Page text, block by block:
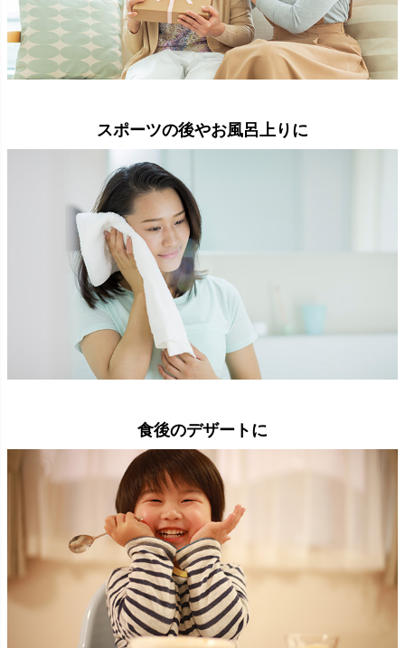
スポーツの後やお風呂上りに
食後のデザートに